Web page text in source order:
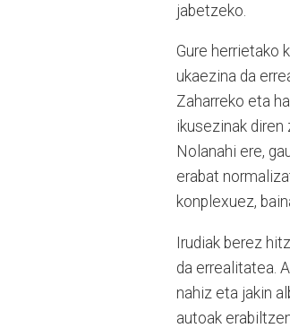
jabetzeko.
Gure herrietako
ukaezina da
Zaharreko eta
ikusezinak diren
Nolanahi ere,
erabat
konplexuez,
Irudiak berez
da errealitatea.
nahiz eta jakin
autoak